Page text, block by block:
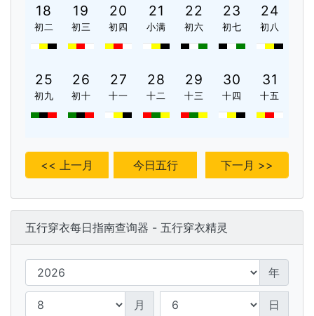
18
初二
19
初三
20
初四
21
小满
22
初六
23
初七
24
初八
25
初九
26
初十
27
十一
28
十二
29
十三
30
十四
31
十五
<< 上一月 今日五行 下一月 >>
五行穿衣每日指南查询器 - 五行穿衣精灵
年
月 日